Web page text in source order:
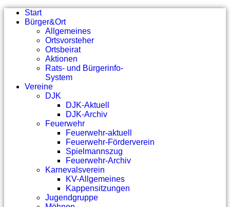
Start
Bürger&Ort
Allgemeines
Ortsvorsteher
Ortsbeirat
Aktionen
Rats- und Bürgerinfo-
System
Vereine
DJK
DJK-Aktuell
DJK-Archiv
Feuerwehr
Feuerwehr-aktuell
Feuerwehr-Förderverein
Spielmannszug
Feuerwehr-Archiv
Karnevalsverein
KV-Allgemeines
Kappensitzungen
Jugendgruppe